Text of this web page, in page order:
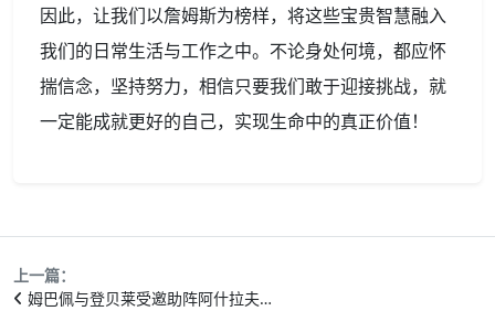
因此，让我们以詹姆斯为榜样，将这些宝贵智慧融入
我们的日常生活与工作之中。不论身处何境，都应怀
揣信念，坚持努力，相信只要我们敢于迎接挑战，就
一定能成就更好的自己，实现生命中的真正价值！
上一篇：
姆巴佩与登贝莱受邀助阵阿什拉夫…